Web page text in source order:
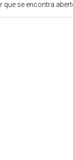
que se encontra